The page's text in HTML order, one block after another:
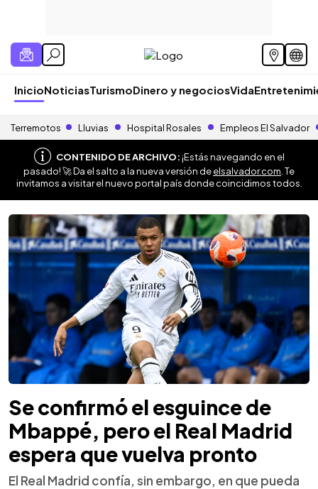
InicioNoticiasTurismoDinero y negociosVida
Terremotos Lluvias Hospital Rosales Empleos El Salvador
CONTENIDO DE ARCHIVO:¡Estás navegando en el
pasado! 🚀 Da el salto a la nueva versión deelsalvador.com . Te
invitamos a visitar el nuevo portal país donde coincidimos todos.
Se confirmó el esguince de
Mbappé, pero el Real Madrid
espera que vuelva pronto
El Real Madrid confía, sin embargo, en que pueda